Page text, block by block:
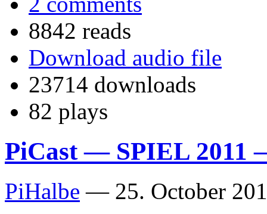
8842 reads
Download audio file
23714 downloads
82 plays
PiCast — SPIEL 2011
PiHalbe — 25. October